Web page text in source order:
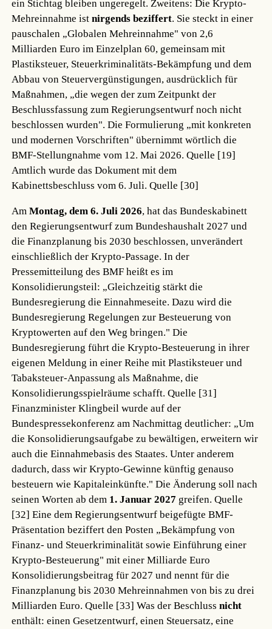
ein Stichtag bleiben ungeregelt. Zweitens: Die Krypto-
Mehreinnahme istnirgends beziffert. Sie steckt in einer
pauschalen „Globalen Mehreinnahme" von 2,6
Milliarden Euro im Einzelplan 60, gemeinsam mit
Plastiksteuer, Steuerkriminalitäts-Bekämpfung und dem
Abbau von Steuervergünstigungen, ausdrücklich für
Maßnahmen, „die wegen der zum Zeitpunkt der
Beschlussfassung zum Regierungsentwurf noch nicht
beschlossen wurden". Die Formulierung „mit konkreten
und modernen Vorschriften" übernimmt wörtlich die
BMF-Stellungnahme vom 12. Mai 2026.Quelle [19]
Amtlich wurde das Dokument mit dem
Kabinettsbeschluss vom 6. Juli.Quelle [30]
AmMontag, dem 6. Juli 2026, hat das Bundeskabinett
den Regierungsentwurf zum Bundeshaushalt 2027 und
die Finanzplanung bis 2030 beschlossen, unverändert
einschließlich der Krypto-Passage. In der
Pressemitteilung des BMF heißt es im
Konsolidierungsteil: „Gleichzeitig stärkt die
Bundesregierung die Einnahmeseite. Dazu wird die
Bundesregierung Regelungen zur Besteuerung von
Kryptowerten auf den Weg bringen." Die
Bundesregierung führt die Krypto-Besteuerung in ihrer
eigenen Meldung in einer Reihe mit Plastiksteuer und
Tabaksteuer-Anpassung als Maßnahme, die
Konsolidierungsspielräume schafft.Quelle [31]
Finanzminister Klingbeil wurde auf der
Bundespressekonferenz am Nachmittag deutlicher: „Um
die Konsolidierungsaufgabe zu bewältigen, erweitern wir
auch die Einnahmebasis des Staates. Unter anderem
dadurch, dass wir Krypto-Gewinne künftig genauso
besteuern wie Kapitaleinkünfte." Die Änderung soll nach
seinen Worten ab dem 1. Januar 2027 greifen.Quelle
[32] Eine dem Regierungsentwurf beigefügte BMF-
Präsentation beziffert den Posten „Bekämpfung von
Finanz- und Steuerkriminalität sowie Einführung einer
Krypto-Besteuerung" mit einer Milliarde Euro
Konsolidierungsbeitrag für 2027 und nennt für die
Finanzplanung bis 2030 Mehreinnahmen von bis zu drei
Milliarden Euro.Quelle [33] Was der Beschlussnicht
enthält: einen Gesetzentwurf, einen Steuersatz, eine